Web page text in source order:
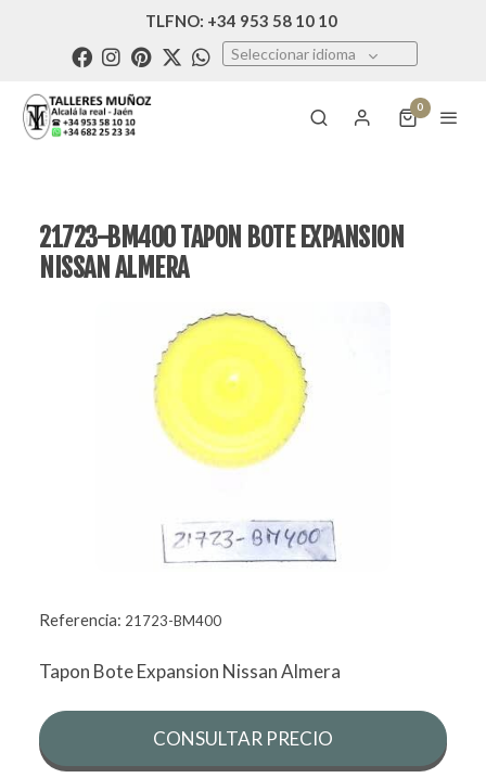
TLFNO: +34 953 58 10 10
Seleccionar idioma
0
21723-BM400 TAPON BOTE EXPANSION
NISSAN ALMERA
Referencia: 21723-BM400
Tapon Bote Expansion Nissan Almera
CONSULTAR PRECIO